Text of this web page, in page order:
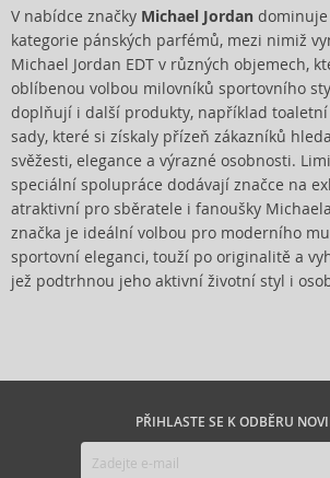
V nabídce značky Michael Jordan
kategorie pánských parfémů, mezi nimiž
Michael Jordan EDT v různých objemech,
oblíbenou volbou milovníků sportovního
doplňují i další produkty, například toaletní
sady, které si získaly přízeň zákazníků
svěžesti, elegance a výrazné osobnosti.
speciální spolupráce dodávají značce na
atraktivní pro sběratele i fanoušky
značka je ideální volbou pro moderního
sportovní eleganci, touží po originalitě a
jež podtrhnou jeho aktivní životní styl i
PŘIHLASTE SE K ODBĚRU